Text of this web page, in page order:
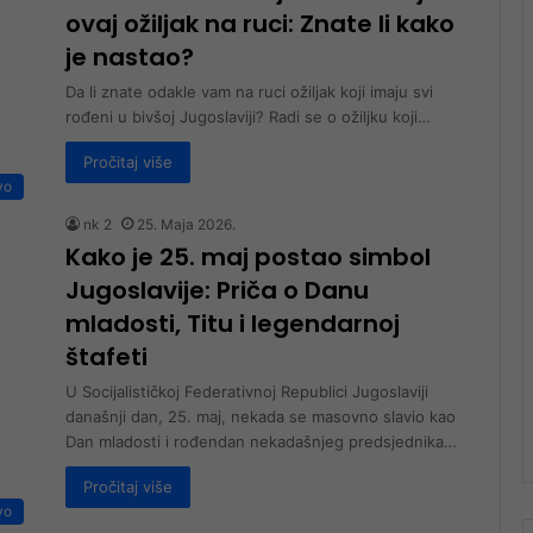
ovaj ožiljak na ruci: Znate li kako
je nastao?
Da li znate odakle vam na ruci ožiljak koji imaju svi
rođeni u bivšoj Jugoslaviji? Radi se o ožiljku koji…
Pročitaj više
nk 2 25. Maja 2026.
Kako je 25. maj postao simbol
Jugoslavije: Priča o Danu
mladosti, Titu i legendarnoj
štafeti
U Socijalističkoj Federativnoj Republici Jugoslaviji
današnji dan, 25. maj, nekada se masovno slavio kao
Dan mladosti i rođendan nekadašnjeg predsjednika…
Pročitaj više